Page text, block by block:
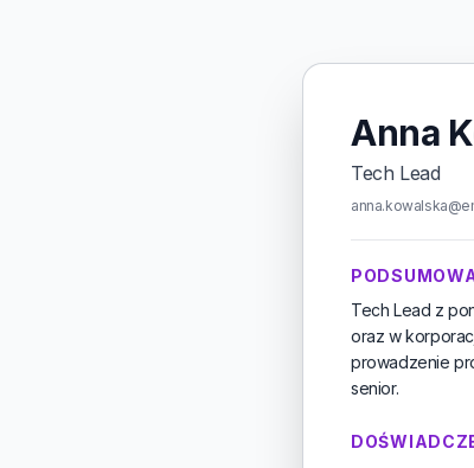
Anna
Tech Lead
Tech Lead z
oraz w
prowadzenie
senior.